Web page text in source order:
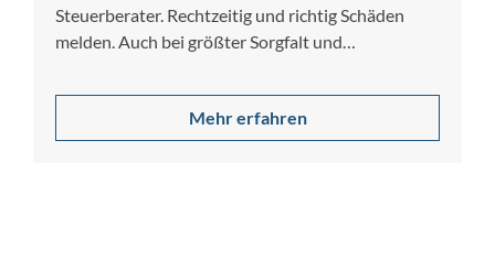
Steuerberater. Rechtzeitig und richtig Schäden
melden. Auch bei größter Sorgfalt und
Mehr erfahren